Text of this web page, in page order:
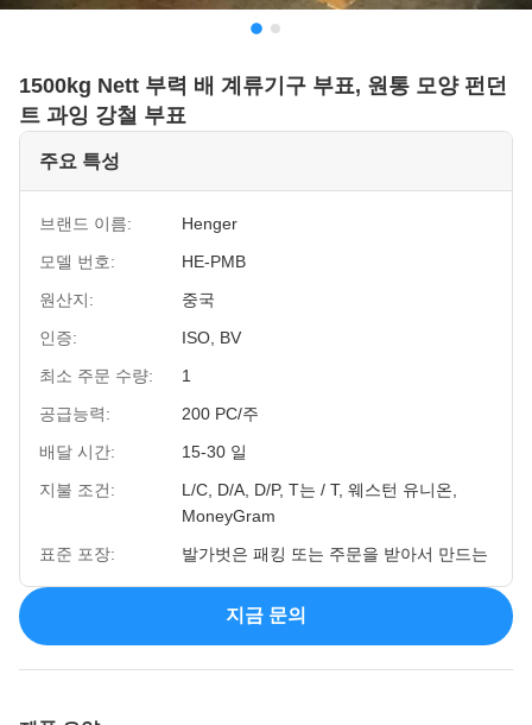
1500kg Nett 부력 배 계류기구 부표, 원통 모양 펀던
트 과잉 강철 부표
주요 특성
브랜드 이름:
Henger
모델 번호:
HE-PMB
원산지:
중국
인증:
ISO, BV
최소 주문 수량:
1
공급능력:
200 PC/주
배달 시간:
15-30 일
지불 조건:
L/C, D/A, D/P, T는 / T, 웨스턴 유니온,
MoneyGram
표준 포장:
발가벗은 패킹 또는 주문을 받아서 만드는
지금 문의